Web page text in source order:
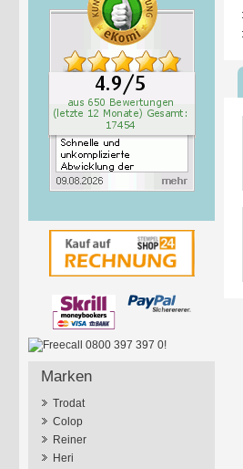
Marken
Trodat
Colop
Reiner
Heri